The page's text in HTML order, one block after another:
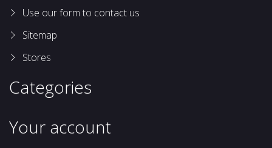
Use our form to contact us
Sitemap
Stores
Categories
Your account